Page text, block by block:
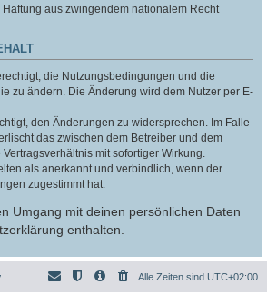
aus zwingendem nationalem Recht
die Nutzungsbedingungen und die
zu ändern. Die Änderung wird dem Nutzer per E-
den Änderungen zu widersprechen. Im Falle
das zwischen dem Betreiber und dem
Vertragsverhältnis mit sofortiger Wirkung.
als anerkannt und verbindlich, wenn der
zugestimmt hat.
Umgang mit deinen persönlichen Daten
enthalten.
Alle Zeiten sind UTC+02:00